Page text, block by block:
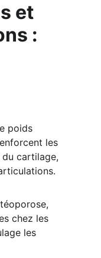
et
:
poids
les
cartilage,
chez les
les